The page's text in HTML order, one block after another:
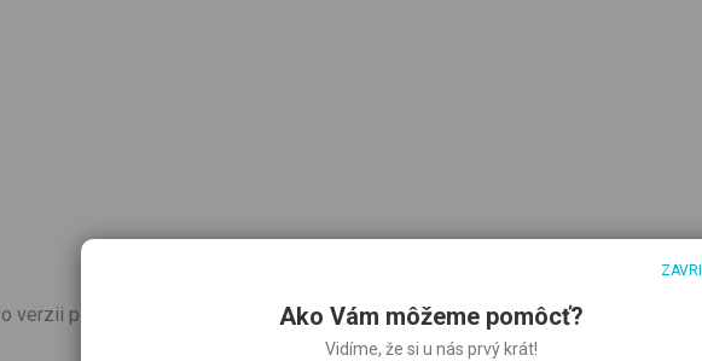
verzii polodupačiek, medzi nohami na patenty, dupačky, na boku s patentmi
Ako Vám môžeme pomôcť?
Vidíme, že si u nás prvý krát!